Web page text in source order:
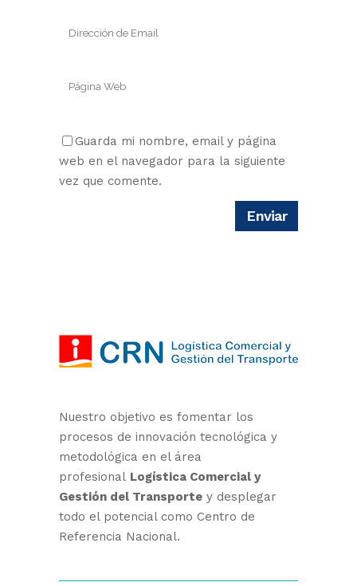
Guarda mi nombre, email y página
web en el navegador para la siguiente
vez que comente.
Nuestro objetivo es fomentar los
procesos de innovación tecnológica y
metodológica en el área
profesional Logística Comercial y
Gestión del Transporte y desplegar
todo el potencial como Centro de
Referencia Nacional.